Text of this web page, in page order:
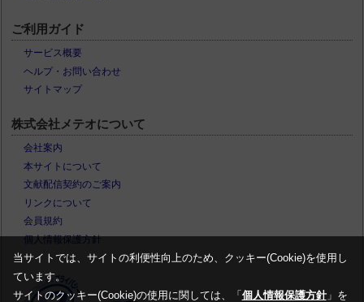
ご利用ガイド
サービス概要
ヘルプ・お問い合わせ
サイトマップ
株式会社メテオについて
会社案内
本サイトについて
文献配信契約のご案内
リンクについて
会員規約
個人情報保護方針
当サイトでは、サイトの利便性向上のため、クッキー(Cookie)を使用し
ています。
サイトのクッキー(Cookie)の使用に関しては、「 個人情報保護方針」を